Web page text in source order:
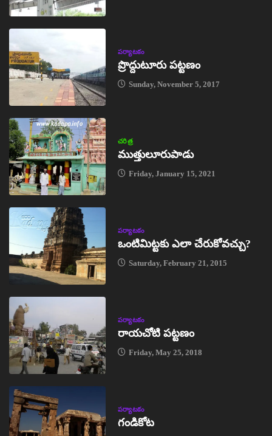
పర్యాటకం
ప్రొద్దుటూరు పట్టణం
Sunday, November 5, 2017
చరిత్ర
ముత్తులూరుపాడు
Friday, January 15, 2021
పర్యాటకం
ఒంటిమిట్టకు ఎలా చేరుకోవచ్చు?
Saturday, February 21, 2015
పర్యాటకం
రాయచోటి పట్టణం
Friday, May 25, 2018
పర్యాటకం
గండికోట